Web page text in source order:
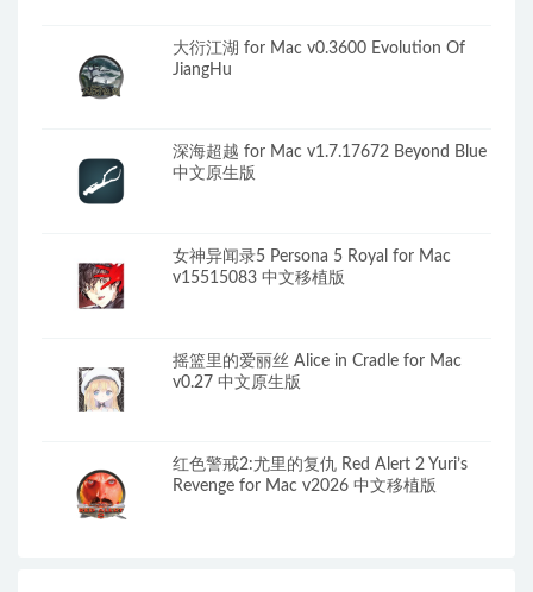
大衍江湖 for Mac v0.3600 Evolution Of
JiangHu
深海超越 for Mac v1.7.17672 Beyond Blue
中文原生版
女神异闻录5 Persona 5 Royal for Mac
v15515083 中文移植版
摇篮里的爱丽丝 Alice in Cradle for Mac
v0.27 中文原生版
红色警戒2:尤里的复仇 Red Alert 2 Yuri’s
Revenge for Mac v2026 中文移植版